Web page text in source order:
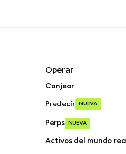
Operar
Canjear
Predecir NUEVA
Perps NUEVA
Activos del mundo real